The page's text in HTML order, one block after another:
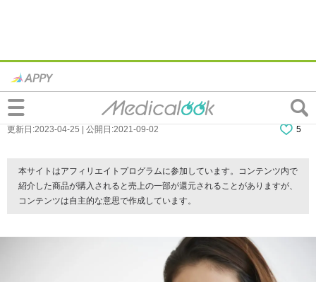
虫歯になりやすい人4つの特徴｜遺伝も関
係する？歯医者さんに聞く改善策も
更新日:2023-04-25 | 公開日:2021-09-02 5
本サイトはアフィリエイトプログラムに参加しています。コンテンツ内で
紹介した商品が購入されると売上の一部が還元されることがありますが、
コンテンツは自主的な意思で作成しています。